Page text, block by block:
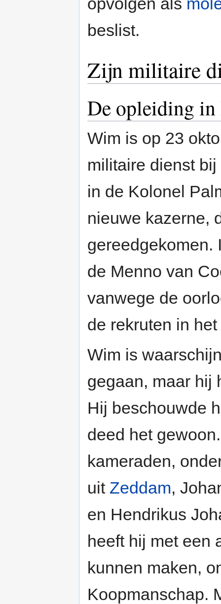
beslist.
Zijn militaire
De opleiding in
Wim is op 23
militaire dienst
in de Kolonel
nieuwe kazerne,
gereedgekomen.
de Menno van
vanwege de
de rekruten in
Wim is
gegaan, maar hij
Hij beschouwde
deed het
kameraden,
uit Zeddam,
en Hendrikus
heeft hij met een
kunnen maken,
Koopmanschap.